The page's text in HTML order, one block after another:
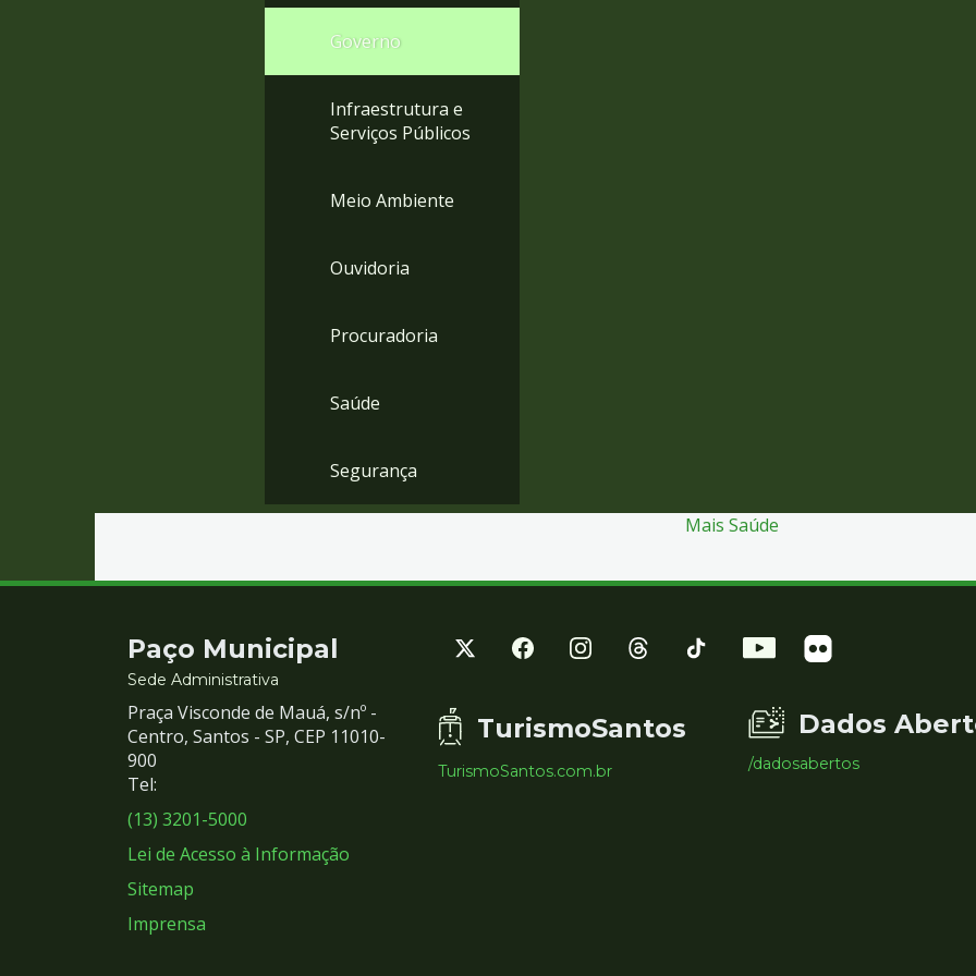
Governo
Infraestrutura e
Serviços Públicos
Meio Ambiente
Ouvidoria
Procuradoria
Saúde
Segurança
Mais Saúde
Contato
e
Redes
Sociais
Paço Municipal
Sede Administrativa
Praça Visconde de Mauá, s/nº -
Centro, Santos - SP, CEP 11010-
900
Tel:
(13) 3201-5000
Lei de Acesso à Informação
Sitemap
Imprensa
TurismoSantos
TurismoSantos.com.br
Dados
/dadosabertos